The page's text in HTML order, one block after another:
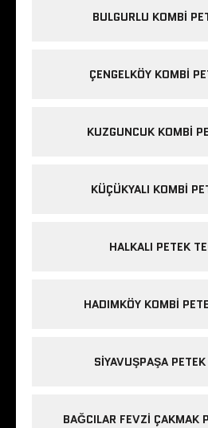
BULGURLU KOMBI
ÇENGELKÖY KOMBI
KUZGUNCUK KOMBI
KÜÇÜKYALI KOMBI
HALKALI PETEK
HADIMKÖY KOMBI
SIYAVUŞPAŞA
BAĞCILAR FEVZI ÇAKMAK